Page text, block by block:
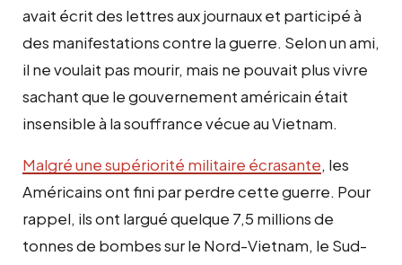
avait écrit des lettres aux journaux et participé à
des manifestations contre la guerre. Selon un ami,
il ne voulait pas mourir, mais ne pouvait plus vivre
sachant que le gouvernement américain était
insensible à la souffrance vécue au Vietnam.
Malgré une supériorité militaire écrasante, les
Américains ont fini par perdre cette guerre. Pour
rappel, ils ont largué quelque 7,5 millions de
tonnes de bombes sur le Nord-Vietnam, le Sud-